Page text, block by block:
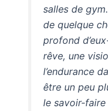
salles de
de quelque
profond
rêve, une
l’endurance
être un peu
le savoir-